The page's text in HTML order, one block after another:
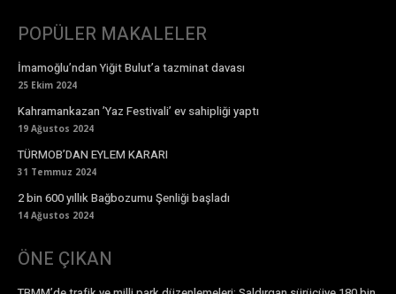
POPÜLER MAKALELER
İmamoğlu’ndan Yiğit Bulut’a tazminat davası
25 Ekim 2024
Kahramankazan ’Yaz Festivali’ ev sahipliği yaptı
19 Ağustos 2024
TÜRMOB’DAN EYLEM KARARI
31 Temmuz 2024
2 bin 600 yıllık Bağbozumu Şenliği başladı
14 Ağustos 2024
ÖNE ÇIKAN